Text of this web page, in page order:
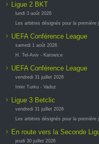
Ligue 2 BKT
lundi 3 août 2026
Les arbitres désignés pour la première
UEFA Conférence League
samedi 1 août 2026
H. Tel-Aviv - Katowice
UEFA Conférence League
vendredi 31 juillet 2026
Inter Turku - Vaduz
Ligue 3 Betclic
vendredi 31 juillet 2026
Les arbitres désignés pour la première
En route vers la Seconde
jeudi 30 juillet 2026